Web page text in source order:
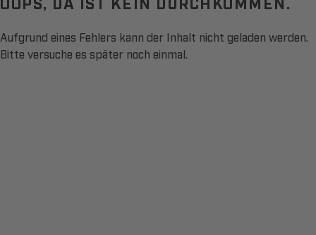
Aufgrund eines Fehlers kann der Inhalt nicht geladen werden.
Bitte versuche es später noch einmal.